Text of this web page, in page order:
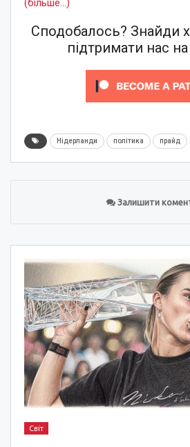
(більше…)
Сподобалось? Знайди
підтримати нас
Нідерланди політика прайд
Залишити
Світ